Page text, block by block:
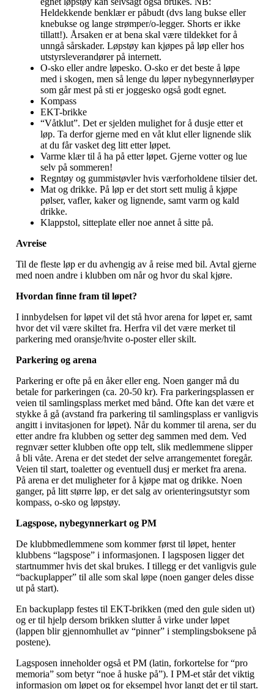
Heldekkende benklær er påbudt (dvs lang bukse eller
knebukse og lange strømper/o-legger. Shorts er ikke
tillatt!). Årsaken er at bena skal være tildekket for å
unngå sårskader. Løpstøy kan kjøpes på løp eller hos
utstyrsleverandører på internett.
O-sko eller andre løpesko. O-sko er det beste å løpe
med i skogen, men så lenge du løper nybegynnerløyper
som går mest på sti er joggesko også godt egnet.
Kompass
EKT-brikke
“Våtklut”. Det er sjelden mulighet for å dusje etter et
løp. Ta derfor gjerne med en våt klut eller lignende slik
at du får vasket deg litt etter løpet.
Varme klær til å ha på etter løpet. Gjerne votter og lue
selv på sommeren!
Regntøy og gummistøvler hvis værforholdene tilsier det.
Mat og drikke. På løp er det stort sett mulig å kjøpe
pølser, vafler, kaker og lignende, samt varm og kald
drikke.
Klappstol, sitteplate eller noe annet å sitte på.
Avreise
Til de fleste løp er du avhengig av å reise med bil. Avtal gjerne
med noen andre i klubben om når og hvor du skal kjøre.
Hvordan finne fram til løpet?
I innbydelsen for løpet vil det stå hvor arena for løpet er, samt
hvor det vil være skiltet fra. Herfra vil det være merket til
parkering med oransje/hvite o-poster eller skilt.
Parkering og arena
Parkering er ofte på en åker eller eng. Noen ganger må du
betale for parkeringen (ca. 20-50 kr). Fra parkeringsplassen er
veien til samlingsplass merket med bånd. Ofte kan det være et
stykke å gå (avstand fra parkering til samlingsplass er vanligvis
angitt i invitasjonen for løpet). Når du kommer til arena, ser du
etter andre fra klubben og setter deg sammen med dem. Ved
regnvær setter klubben ofte opp telt, slik medlemmene slipper
å bli våte. Arena er det stedet der selve arrangementet foregår.
Veien til start, toaletter og eventuell dusj er merket fra arena.
På arena er det muligheter for å kjøpe mat og drikke. Noen
ganger, på litt større løp, er det salg av orienteringsutstyr som
kompass, o-sko og løpstøy.
Lagspose, nybegynnerkart og PM
De klubbmedlemmene som kommer først til løpet, henter
klubbens “lagspose” i informasjonen. I lagsposen ligger det
startnummer hvis det skal brukes. I tillegg er det vanligvis gule
“backuplapper” til alle som skal løpe (noen ganger deles disse
ut på start).
En backuplapp festes til EKT-brikken (med den gule siden ut)
og er til hjelp dersom brikken slutter å virke under løpet
(lappen blir gjennomhullet av “pinner” i stemplingsboksene på
postene).
Lagsposen inneholder også et PM (latin, forkortelse for “pro
memoria” som betyr “noe å huske på”). I PM-et står det viktig
informasjon om løpet og for eksempel hvor langt det er til start.